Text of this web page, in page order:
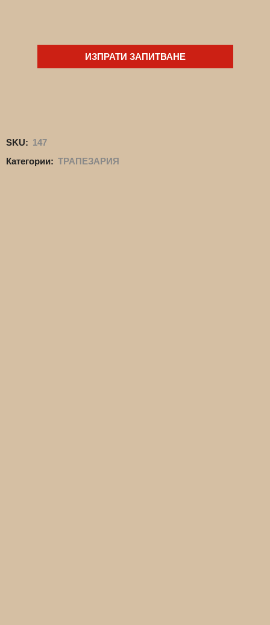
ИЗПРАТИ ЗАПИТВАНЕ
SKU: 147
Категории: ТРАПЕЗАРИЯ